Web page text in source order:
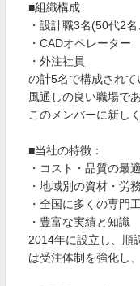
■組織構成:
・設計職3名(50代2
・CADオペレーター
・外注社員
の計5名で構成されて
風通しの良い職場で
このメンバーに新し
■当社の特徴：
・コスト・品質の最
・地域別の資材・労
・全国に多くの専門
・豊富な実績と知識
2014年に設立し、順
は受注体制を強化し